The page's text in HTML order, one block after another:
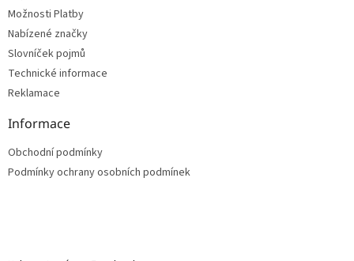
Možnosti Platby
Nabízené značky
Slovníček pojmů
Technické informace
Reklamace
Informace
Obchodní podmínky
Podmínky ochrany osobních podmínek